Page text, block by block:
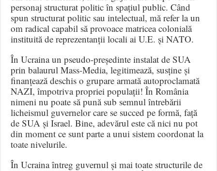
personaj structurat politic în spațiul public. Când
spun structurat politic sau intelectual, mă refer la un
om radical capabil să provoace matricea colonială
instituită de reprezentanții locali ai U.E. și NATO.
În Ucraina un pseudo-președinte instalat de SUA
prin balaurul Mass-Media, legitimează, susține și
finanțează deschis o grupare armată autoproclamată
NAZI, împotriva propriei populații! În România
nimeni nu poate să pună sub semnul întrebării
licheismul guvernelor care se succed pe formă, față
de SUA și Israel. Bine, adevărul este că nici nu pot
din moment ce sunt parte a unui sistem coordonat la
toate nivelurile.
În Ucraina întreg guvernul și mai toate structurile de